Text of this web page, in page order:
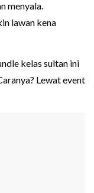
menyala.
lawan kena
kelas sultan ini
Lewat event